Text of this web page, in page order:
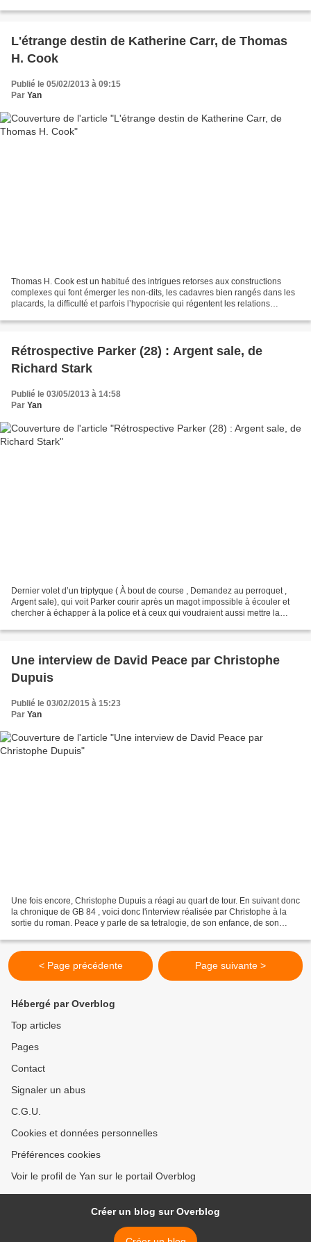
L'étrange destin de Katherine Carr, de Thomas
H. Cook
Publié le 05/02/2013 à 09:15
Par Yan
Thomas H. Cook est un habitué des intrigues retorses aux constructions
complexes qui font émerger les non-dits, les cadavres bien rangés dans les
placards, la difficulté et parfois l’hypocrisie qui régentent les relations
Rétrospective Parker (28) : Argent sale, de
Richard Stark
Publié le 03/05/2013 à 14:58
Par Yan
Dernier volet d’un triptyque ( À bout de course , Demandez au perroquet ,
Argent sale), qui voit Parker courir après un magot impossible à écouler et
chercher à échapper à la police et à ceux qui voudraient aussi mettre la
Une interview de David Peace par Christophe
Dupuis
Publié le 03/02/2015 à 15:23
Par Yan
Une fois encore, Christophe Dupuis a réagi au quart de tour. En suivant donc
la chronique de GB 84 , voici donc l'interview réalisée par Christophe à la
sortie du roman. Peace y parle de sa tetralogie, de son enfance, de son
< Page précédente Page suivante >
Hébergé par Overblog
Top articles
Pages
Contact
Signaler un abus
C.G.U.
Cookies et données personnelles
Préférences cookies
Voir le profil de Yan sur le portail Overblog
Créer un blog sur Overblog